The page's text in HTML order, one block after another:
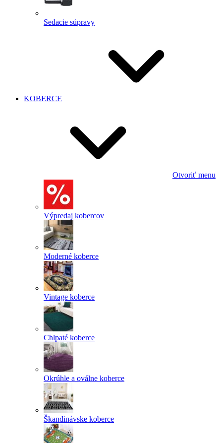
Sedacie súpravy
KOBERCE
Otvoriť menu
Výpredaj kobercov
Moderné koberce
Vintage koberce
Chlpaté koberce
Okrúhle a oválne koberce
Škandinávske koberce